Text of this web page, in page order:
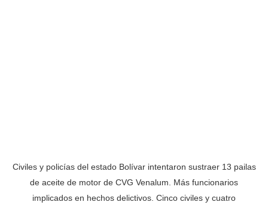
Civiles y policías del estado Bolívar intentaron sustraer 13 pailas
de aceite de motor de CVG Venalum. Más funcionarios
implicados en hechos delictivos. Cinco civiles y cuatro